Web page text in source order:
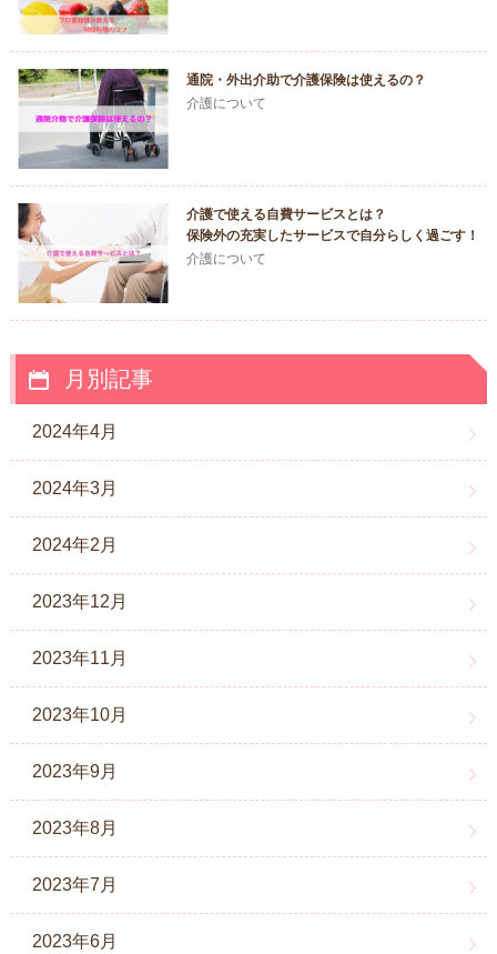
通院・外出介助で介護保険は使えるの？
介護について
介護で使える自費サービスとは？
保険外の充実したサービスで自分らしく過ごす！
介護について
月別記事
2024年4月
2024年3月
2024年2月
2023年12月
2023年11月
2023年10月
2023年9月
2023年8月
2023年7月
2023年6月